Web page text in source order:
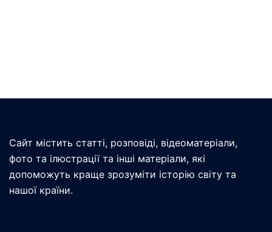
Сайт містить статті, розповіді, відеоматеріали,
фото та ілюстрації та інші матеріали, які
допоможуть краще зрозуміти історію світу та
нашої країни.